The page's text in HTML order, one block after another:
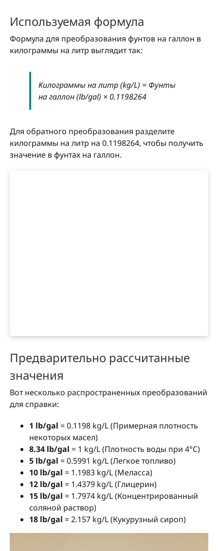
Используемая формула
Формула для преобразования фунтов на галлон в
килограммы на литр выглядит так:
Килограммы на литр (kg/L) = Фунты
на галлон (lb/gal) × 0.1198264
Для обратного преобразования разделите
килограммы на литр на 0.1198264, чтобы получить
значение в фунтах на галлон.
Предварительно рассчитанные
значения
Вот несколько распространенных преобразований
для справки:
1 lb/gal = 0.1198 kg/L (Примерная плотность
некоторых масел)
8.34 lb/gal = 1 kg/L (Плотность воды при 4°C)
5 lb/gal = 0.5991 kg/L (Легкое топливо)
10 lb/gal = 1.1983 kg/L (Меласса)
12 lb/gal = 1.4379 kg/L (Глицерин)
15 lb/gal = 1.7974 kg/L (Концентрированный
соляной раствор)
18 lb/gal = 2.157 kg/L (Кукурузный сироп)